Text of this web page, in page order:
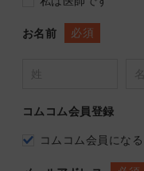
お名前 必須
コムコム会員登録
コムコム会員になる